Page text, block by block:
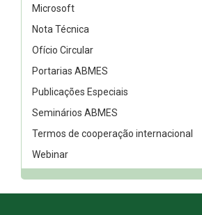
Microsoft
Nota Técnica
Ofício Circular
Portarias ABMES
Publicações Especiais
Seminários ABMES
Termos de cooperação internacional
Webinar